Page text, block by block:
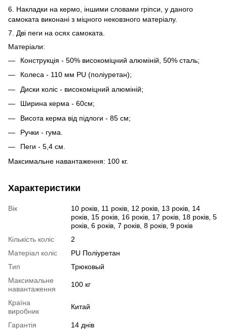
6. Накладки на кермо, іншими словами гріпси, у даного
самоката виконані з міцного нековзного матеріалу.
7. Дві пеги на осях самоката.
Матеріали:
Конструкція - 50% високоміцний алюміній, 50% сталь;
Колеса - 110 мм PU (поліуретан);
Диски коліс - високоміцний алюміній;
Ширина керма - 60см;
Висота керма від підлоги - 85 см;
Ручки - гума.
Пеги - 5,4 см.
Максимальне навантаження: 100 кг.
Характеристики
Вік
10 років, 11 років, 12 років, 13 років, 14
років, 15 років, 16 років, 17 років, 18 років, 5
років, 6 років, 7 років, 8 років, 9 років
Кількість коліс
2
Матеріал коліс
PU Поліуретан
Тип
Трюковый
Максимальне
навантаження
100 кг
Країна
виробник
Китай
Гарантія 14 днів